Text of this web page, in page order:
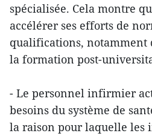
spécialisée. Cela montre
accélérer ses efforts de
qualifications, notamment
la formation post-
- Le personnel infirmier
besoins du système de
la raison pour laquelle les